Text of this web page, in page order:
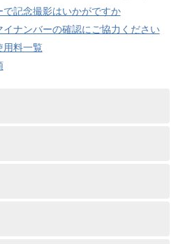
で記念撮影はいかがですか
ナンバーの確認にご協力ください
用料一覧